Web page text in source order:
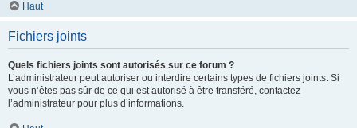
Haut
Fichiers joints
Quels fichiers joints sont autorisés sur ce forum ?
L’administrateur peut autoriser ou interdire certains types de fichiers joints. Si
vous n’êtes pas sûr de ce qui est autorisé à être transféré, contactez
l’administrateur pour plus d’informations.